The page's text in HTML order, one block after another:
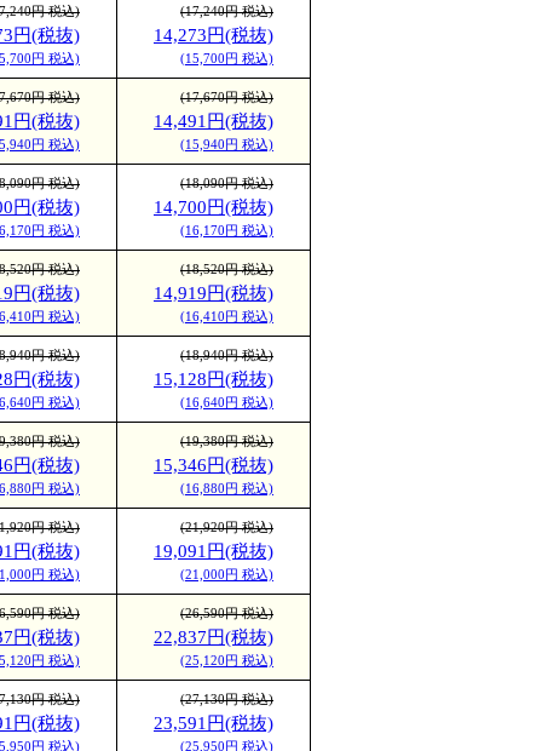
円 税込)
円(税抜)
円 税込)
(17,240円 税込)
14,273円(税抜)
(15,700円 税込)
円 税込)
円(税抜)
円 税込)
(17,670円 税込)
14,491円(税抜)
(15,940円 税込)
円 税込)
円(税抜)
円 税込)
(18,090円 税込)
14,700円(税抜)
(16,170円 税込)
円 税込)
円(税抜)
円 税込)
(18,520円 税込)
14,919円(税抜)
(16,410円 税込)
円 税込)
円(税抜)
円 税込)
(18,940円 税込)
15,128円(税抜)
(16,640円 税込)
円 税込)
円(税抜)
円 税込)
(19,380円 税込)
15,346円(税抜)
(16,880円 税込)
円 税込)
円(税抜)
円 税込)
(21,920円 税込)
19,091円(税抜)
(21,000円 税込)
円 税込)
円(税抜)
円 税込)
(26,590円 税込)
22,837円(税抜)
(25,120円 税込)
円 税込)
円(税抜)
円 税込)
(27,130円 税込)
23,591円(税抜)
(25,950円 税込)